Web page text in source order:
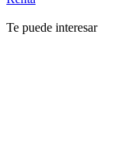
Te puede interesar